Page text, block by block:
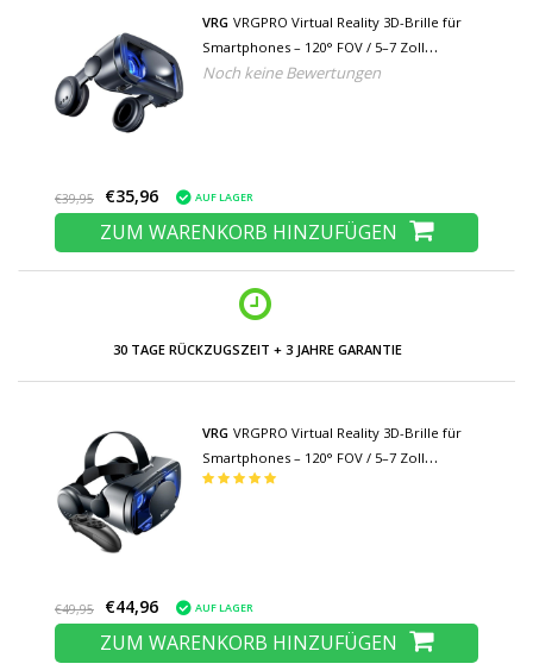
VRG VRGPRO Virtual Reality 3D-Brille für
Smartphones – 120° FOV / 5–7 Zoll
Telefone - Copy
Noch keine Bewertungen
€39,95 €35,96 AUF LAGER
ZUM WARENKORB HINZUFÜGEN
30 TAGE RÜCKZUGSZEIT + 3 JAHRE GARANTIE
VRG VRGPRO Virtual Reality 3D-Brille für
Smartphones – 120° FOV / 5–7 Zoll
Telefone
€49,95 €44,96 AUF LAGER
ZUM WARENKORB HINZUFÜGEN